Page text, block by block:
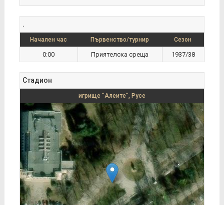
.
Начален час Първенство/турнир Сезон
0:00 Приятелска среща 1937/38
Стадион
игрище "Алеите", Русе